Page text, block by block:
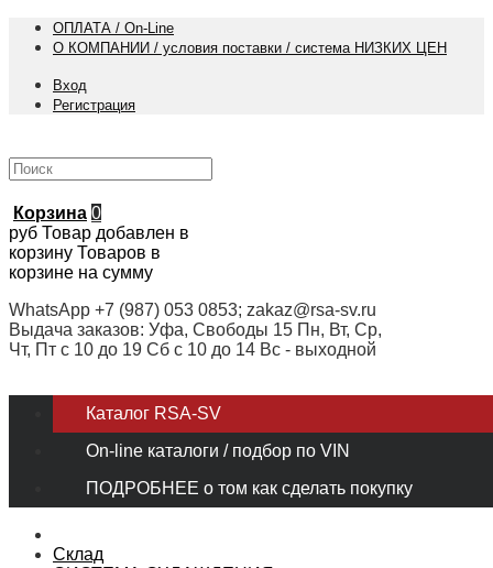
ОПЛАТА / On-Line
О КОМПАНИИ / условия поставки / система НИЗКИХ ЦЕН
Вход
Регистрация
Корзина 0
руб Товар добавлен в
корзину Товаров в
корзине на сумму
WhatsApp +7 (987) 053 0853; zakaz@rsa-sv.ru
Выдача заказов: Уфа, Свободы 15 Пн, Вт, Ср,
Чт, Пт с 10 до 19 Сб с 10 до 14 Вс - выходной
Каталог RSA-SV
On-line каталоги / подбор по VIN
ПОДРОБНЕЕ о том как сделать покупку
Склад